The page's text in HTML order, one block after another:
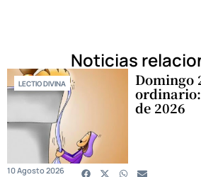
Noticias
LECTIO DIVINA Domingo
ordinario:
de 2026
10 Agosto 2026